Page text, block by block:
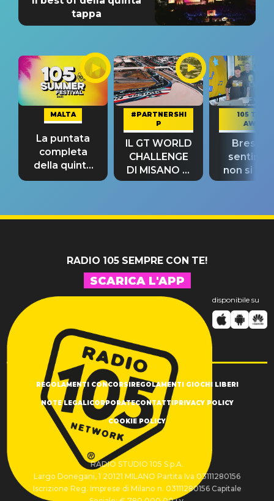
tappa
MALTA
La puntata
completa
della quinta
tappa
#PARTNERSHI
P
IL GT WORLD
CHALLENGE
DI MISANO si
riconferma
105 TAKE
AWAY
Bresh:
non si
fino alla
RADIO 105 SEMPRE CON TE!
SCARICA L'APP
disponibile su
REGOLAMENTI CONCORSI REGOLAMENTI GIOCHI LIBERI
NOTE LEGALI CORPORATECONTATTI PRIVACY POLICY
COOKIE POLICY
RADIO STUDIO 105 S.p.A.
Largo Donegani, 1 20121 MILANO Partita Iva 03111280156
Iscrizione Reg. Imprese di Milano n. 03111280156 Capitale